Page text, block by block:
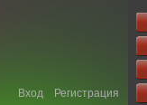
Вход Регистрация